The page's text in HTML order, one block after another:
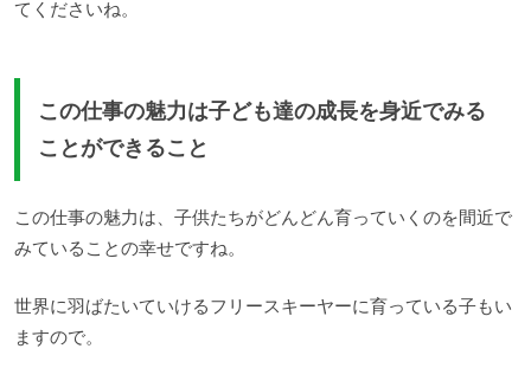
てくださいね。
この仕事の魅力は子ども達の成長を身近でみる
ことができること
この仕事の魅力は、子供たちがどんどん育っていくのを間近で
みていることの幸せですね。
世界に羽ばたいていけるフリースキーヤーに育っている子もい
ますので。